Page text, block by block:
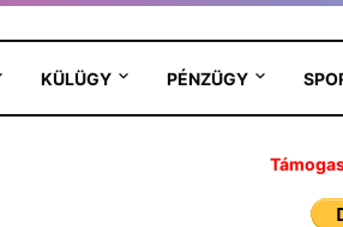
KÜLÜGY PÉNZÜGY